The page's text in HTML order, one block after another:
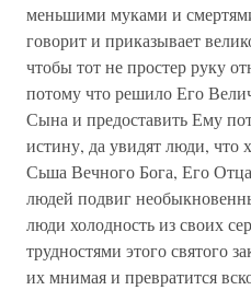
меньшими муками и
говорит и приказывает
чтобы тот не простер руку
потому что решило Его
Сына и предоставить Ему
истину, да увидят люди, что
Сьша Вечного Бога, Его
людей подвиг
люди холодность из своих
трудностями этого святого
их мнимая и превратится